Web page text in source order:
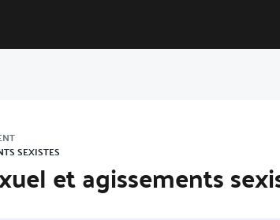
SEXISTES
et agissements